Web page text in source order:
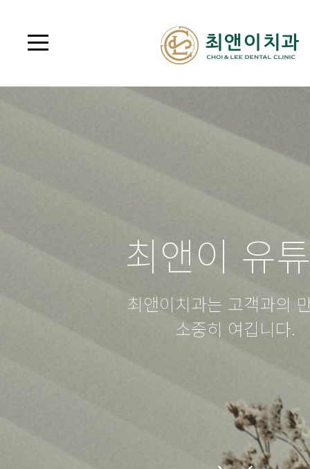
최앤이 유
최앤이치과는 고객과의
소중히 여깁니다.